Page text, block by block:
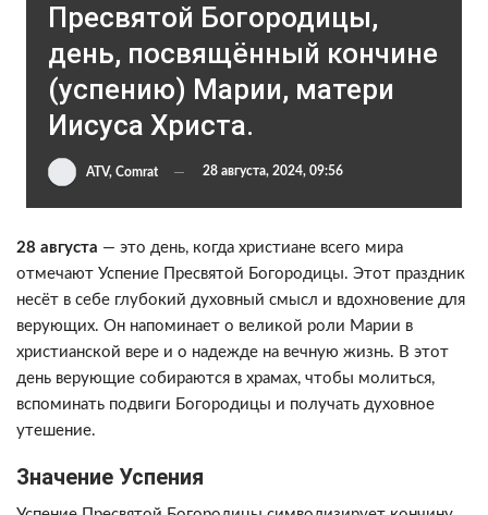
Пресвятой Богородицы,
день, посвящённый кончине
(успению) Марии, матери
Иисуса Христа.
ATV, Comrat 28 августа, 2024, 09:56
28 августа — это день, когда христиане всего мира
отмечают Успение Пресвятой Богородицы. Этот праздник
несёт в себе глубокий духовный смысл и вдохновение для
верующих. Он напоминает о великой роли Марии в
христианской вере и о надежде на вечную жизнь. В этот
день верующие собираются в храмах, чтобы молиться,
вспоминать подвиги Богородицы и получать духовное
утешение.
Значение Успения